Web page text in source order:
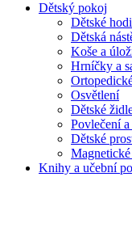
Dětský pokoj
Dětské
Dětská
Koše a
Hrníčky a
Osvětlení
Dětské
Povlečení
Dětské
Knihy a učební